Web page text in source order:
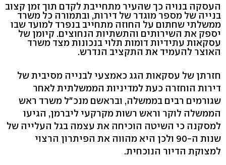
העסקה בנויה כך שהעיר מתחייבת לקדם תוך זמן קצוב
בנייה של מספר מוגדר של דירות, ובתמורה כל משרד
ממשלתי שחתום על החוזה מתחייב בנפרד למועד שבו
יספק את השירותים והתשתיות הנחוצים. קיומן של
עסקאות עתידיות דומות תלוי בנכונות מצד משרד
האוצר להעמיד את התקציב הנדרש.
חזרתן של עסקאות הגג כאמצעי לבנייה מסיבית של
דירות הוחזרה כעת למדיניות הממשלתית לאחר
שגורמים רבים בממשלה, ובראשם מנכ"ל משרד ראש
הממשלה לוקר וראש רשות מקרקעי ליברמן, הגיעו
למסקנה כי השיטה הוכיחה את עצמה בגל העלייה של
שנות ה-90 ולכן היא מהווה את הפיתרון הרצוי
למצוקת הדיור הנוכחית.